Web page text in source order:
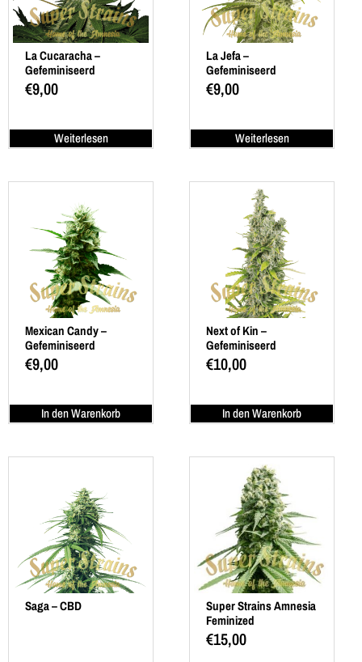
La Cucaracha –
Gefeminiseerd
€9,00
Weiterlesen
La Jefa –
Gefeminiseerd
€9,00
Weiterlesen
Mexican Candy –
Gefeminiseerd
€9,00
In den Warenkorb
Next of Kin –
Gefeminiseerd
€10,00
In den Warenkorb
Saga – CBD
Super Strains Amnesia
Feminized
€15,00